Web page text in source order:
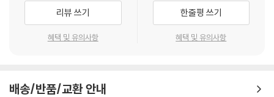
리뷰 쓰기
혜택 및 유의사항
한줄평 쓰기
혜택 및 유의사항
배송/반품/교환 안내